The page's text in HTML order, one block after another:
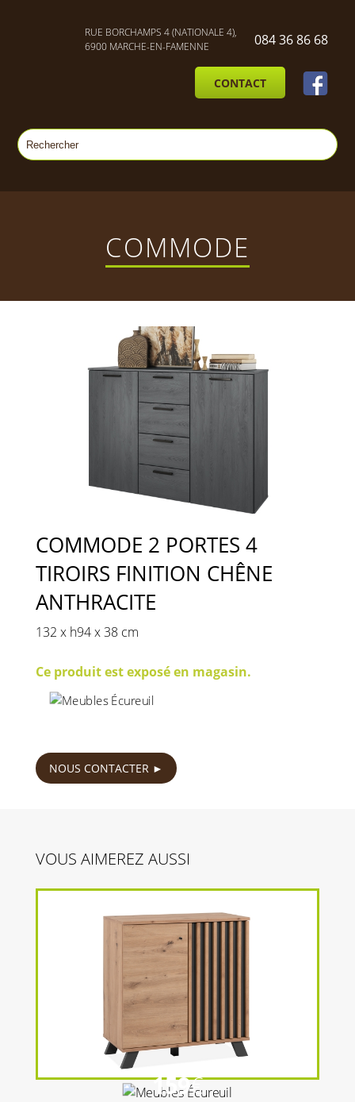
RUE BORCHAMPS 4 (NATIONALE 4),
6900 MARCHE-EN-FAMENNE
084 36 86 68
CONTACT
COMMODE
COMMODE 2 PORTES 4
TIROIRS FINITION CHÊNE
ANTHRACITE
132 x h94 x 38 cm
Ce produit est exposé en magasin.
NOUS CONTACTER
VOUS AIMEREZ AUSSI
159€